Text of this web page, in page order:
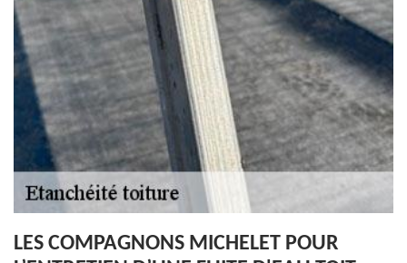
LES COMPAGNONS MICHELET POUR